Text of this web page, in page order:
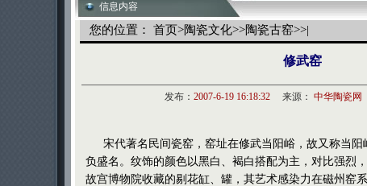
信息内容
您的位置： 首页>陶瓷文化>>陶瓷古窑>>|
修武窑
发布： 2007-6-19 16:18:32来源： 中华陶瓷网
宋代著名民间瓷窑，窑址在修武当阳峪，故又称当阳
负盛名。纹饰的颜色以黑白、褐白搭配为主，对比强烈
故宫博物院收藏的剔花缸、罐，其艺术感染力在磁州窑